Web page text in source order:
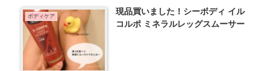
ボディケア
現品買いました！シーボディ イル
コルポ ミネラルレッグスムーサー